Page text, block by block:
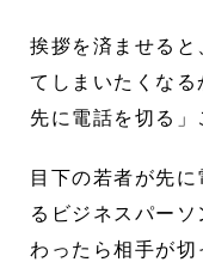
挨拶を済ませる
てしまいたくな
先に電話を切る」
目下の若者が先
るビジネスパー
わったら相手が